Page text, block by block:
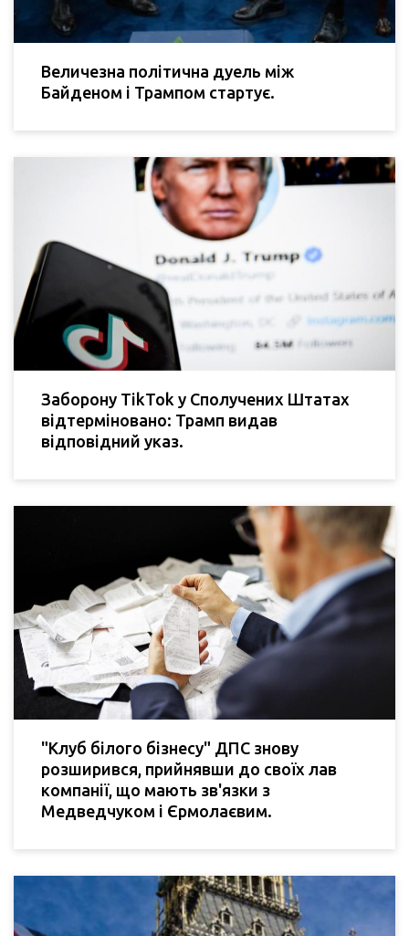
Величезна політична дуель між
Байденом і Трампом стартує.
Заборону TikTok у Сполучених Штатах
відтерміновано: Трамп видав
відповідний указ.
"Клуб білого бізнесу" ДПС знову
розширився, прийнявши до своїх лав
компанії, що мають зв'язки з
Медведчуком і Єрмолаєвим.